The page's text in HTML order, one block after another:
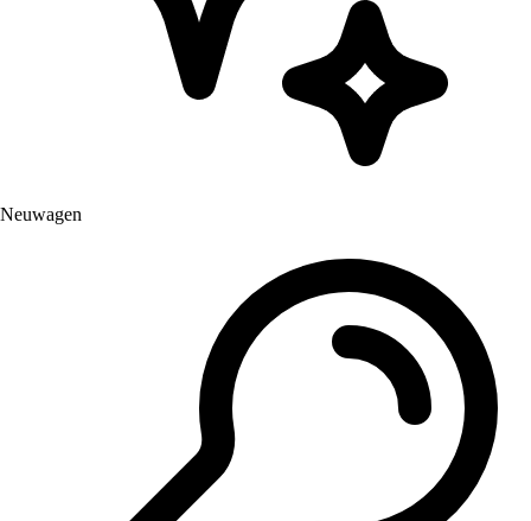
Neuwagen